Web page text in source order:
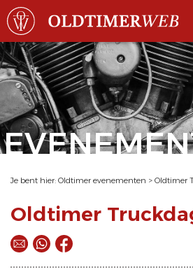
Je bent hier: Oldtimer evenementen > Oldtimer
Oldtimer